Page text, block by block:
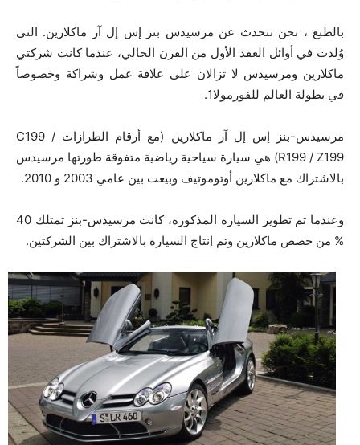
بالطبع ، نحن نتحدث عن مرسيدس بنز إس إل آر ماكلارين. التي
وُلدت في أوائل العقد الأول من القرن الحالي، عندما كانت شركتي
ماكلارين ومرسيدس لا تزالان على علاقة عمل وشراكة وخصوصاً
في بطولة العالم للفورمولا1.
مرسيدس-بنز إس إل آر ماكلارين (مع أرقام الطرازات C199 /
R199 / Z199) هي سيارة سياحية رياضية متفوقة طورتها مرسيدس
بالاشتراك مع ماكلارين أوتوموتيف وبيعت بين عامي 2003 و 2010.
وعندما تم تطوير السيارة المذكورة، كانت مرسيدس-بنز تمتلك 40
% من حصص ماكلارين وتم إنتاج السيارة بالاشتراك بين الشركتين.